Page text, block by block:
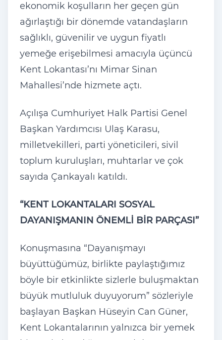
ekonomik koşulların her geçen gün
ağırlaştığı bir dönemde vatandaşların
sağlıklı, güvenilir ve uygun fiyatlı
yemeğe erişebilmesi amacıyla üçüncü
Kent Lokantası’nı Mimar Sinan
Mahallesi’nde hizmete açtı.
Açılışa Cumhuriyet Halk Partisi Genel
Başkan Yardımcısı Ulaş Karasu,
milletvekilleri, parti yöneticileri, sivil
toplum kuruluşları, muhtarlar ve çok
sayıda Çankayalı katıldı.
“KENT LOKANTALARI SOSYAL
DAYANIŞMANIN ÖNEMLİ BİR PARÇASI”
Konuşmasına “Dayanışmayı
büyüttüğümüz, birlikte paylaştığımız
böyle bir etkinlikte sizlerle buluşmaktan
büyük mutluluk duyuyorum” sözleriyle
başlayan Başkan Hüseyin Can Güner,
Kent Lokantalarının yalnızca bir yemek